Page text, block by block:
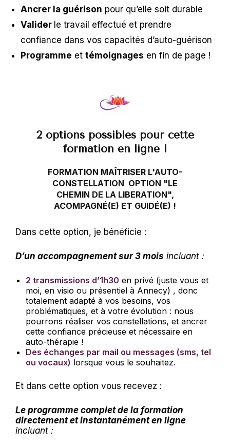
Ancrer la guérison pour qu’elle soit durable
Valider le travail effectué et prendre
confiance dans vos capacités d’auto-guérison
Programme et témoignages en fin de page !
2 options possibles pour cette
formation en ligne !
FORMATION MAÎTRISER L'AUTO-
CONSTELLATION OPTION "LE
CHEMIN DE LA LIBERATION",
ACOMPAGNÉ(E) ET GUIDÉ(E) !
Dans cette option, je bénéficie :
D’un accompagnement sur 3 mois incluant :
2 transmissions d’1h30 en privé (juste vous et
moi, en visio ou présentiel à Annecy) , donc
totalement adapté à vos besoins, vos
problématiques, et à votre évolution : nous
pourrons réaliser vos constellations, et ancrer
cette confiance précieuse et nécessaire en
auto-thérapie !
Des échanges par mail ou messages (sms, tel
ou vocaux) lorsque vous le souhaitez.
Et dans cette option vous recevez :
Le programme complet de la formation
directement et instantanément en ligne
incluant :